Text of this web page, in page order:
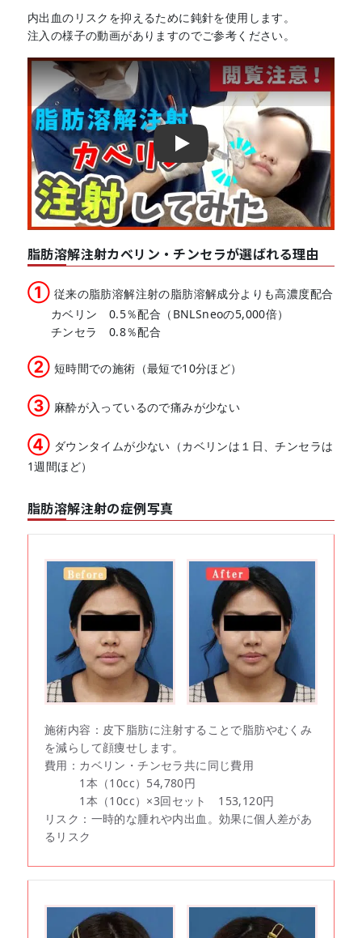
内出血のリスクを抑えるために鈍針を使用します。
注入の様子の動画がありますのでご参考ください。
Play
脂肪溶解注射カベリン・チンセラが選ばれる理由
① 従来の脂肪溶解注射の脂肪溶解成分よりも高濃度配合
カベリン 0.5％配合（BNLSneoの5,000倍）
チンセラ 0.8％配合
② 短時間での施術（最短で10分ほど）
③ 麻酔が入っているので痛みが少ない
④ ダウンタイムが少ない（カベリンは１日、チンセラは
1週間ほど）
脂肪溶解注射の症例写真
施術内容：皮下脂肪に注射することで脂肪やむくみ
を減らして顔痩せします。
費用：カベリン・チンセラ共に同じ費用
1本（10cc）54,780円
1本（10cc）×3回セット 153,120円
リスク：一時的な腫れや内出血。効果に個人差があ
るリスク